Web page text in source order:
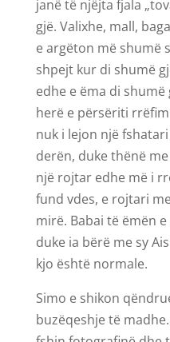
janë të njëjta fjala
gjë. Valixhe, mall,
e argëton më shumë
shpejt kur di shumë
edhe e ëma di
herë e përsëriti
nuk i lejon një
derën, duke thënë
një rojtar edhe më i
fund vdes, e rojtari
mirë. Babai të ëmën
duke ia bërë me sy
kjo është normale.
Simo e shikon
buzëqeshje të